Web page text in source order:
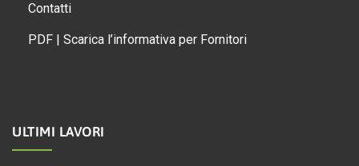
Contatti
PDF | Scarica l’informativa per Fornitori
ULTIMI LAVORI